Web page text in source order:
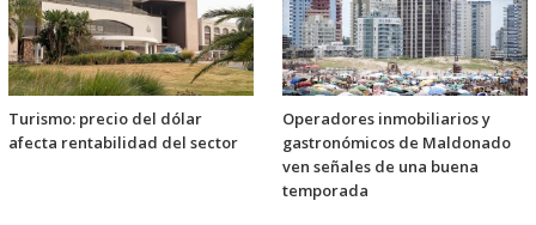
Turismo: precio del dólar
afecta rentabilidad del sector
Operadores inmobiliarios y
gastronómicos de Maldonado
ven señales de una buena
temporada